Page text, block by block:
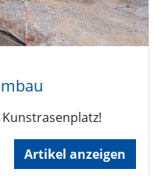
Artikel anzeigen